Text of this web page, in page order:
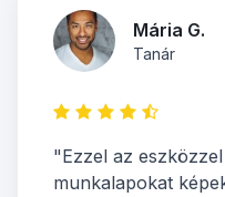
Mária G.
Tanár
"Ezzel az
munkalapokat